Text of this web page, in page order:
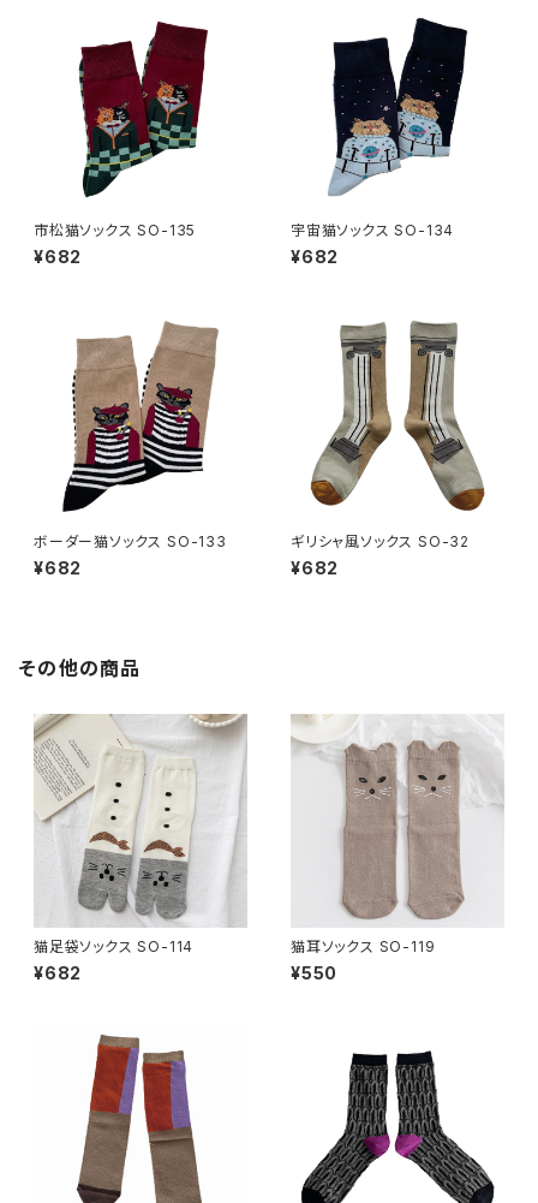
市松猫ソックス SO-135
¥682
宇宙猫ソックス SO-134
¥682
ボーダー猫ソックス SO-133
¥682
ギリシャ風ソックス SO-32
¥682
その他の商品
猫足袋ソックス SO-114
¥682
猫耳ソックス SO-119
¥550